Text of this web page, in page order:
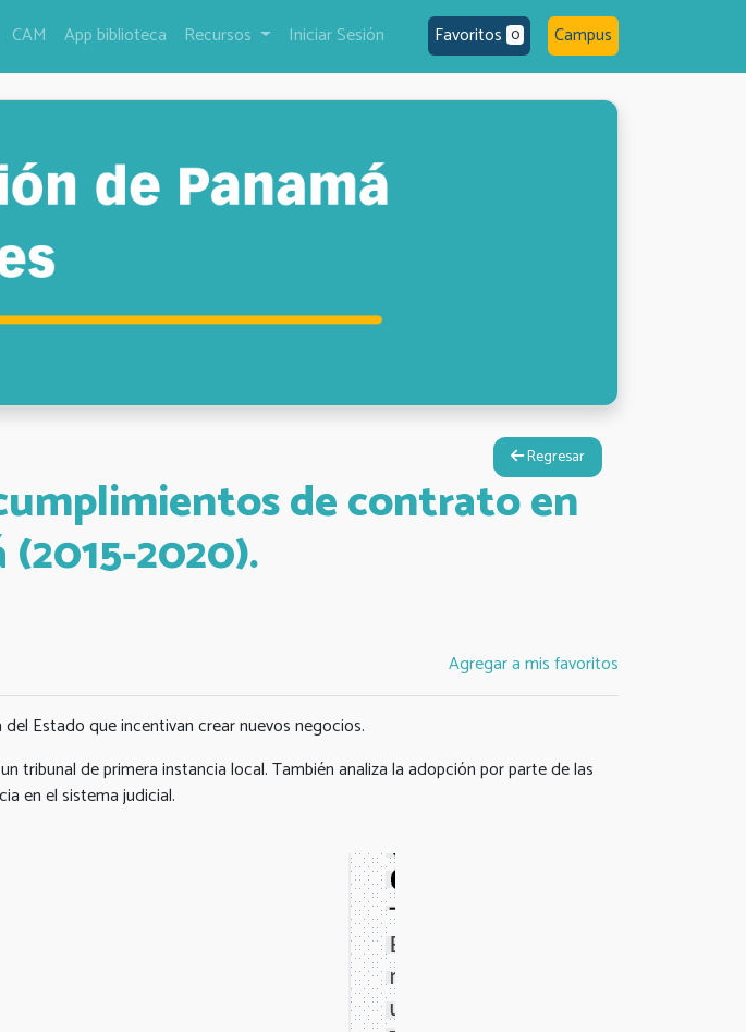
CAM App biblioteca Recursos Iniciar Sesión Favoritos 0 Campus
Regresar
de contrato en
2020).
Agregar a mis favoritos
Estado que incentivan crear nuevos negocios.
tribunal de primera instancia local. También analiza la adopción por parte de las
en el sistema judicial.